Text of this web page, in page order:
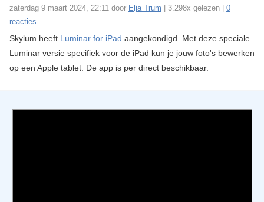
zaterdag 9 maart 2024, 22:11 door Elja Trum | 3.298x gelezen | 0
reacties
Skylum heeft Luminar for iPad aangekondigd. Met deze speciale
Luminar versie specifiek voor de iPad kun je jouw foto's bewerken
op een Apple tablet. De app is per direct beschikbaar.